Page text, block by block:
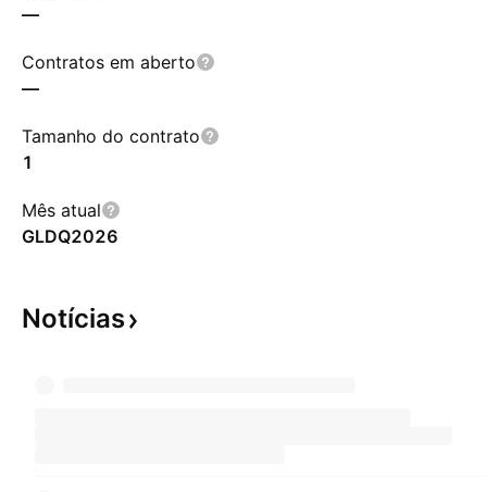
—
Contratos em aberto
—
Tamanho do contrato
1
Mês atual
GLDQ2026
Notícias